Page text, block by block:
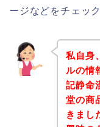
ージなどをチェッ
私自身
ルの情
記静命
堂の商
きまし